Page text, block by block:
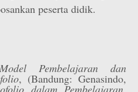
peserta didik.
Model Pembelajaran dan
, (Bandung: Genasindo,
dalam Pembelajaran,